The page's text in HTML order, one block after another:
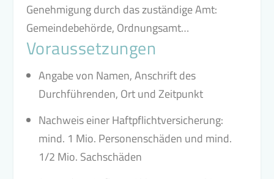
Genehmigung durch das zuständige Amt:
Gemeindebehörde, Ordnungsamt…
Voraussetzungen
Angabe von Namen, Anschrift des
Durchführenden, Ort und Zeitpunkt
Nachweis einer Haftpflichtversicherung:
mind. 1 Mio. Personenschäden und mind.
1/2 Mio. Sachschäden